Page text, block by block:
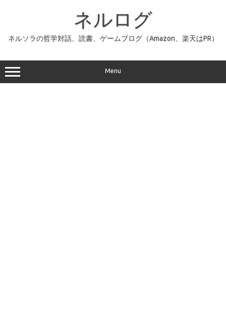
ッ
プ
ネルログ
ネルソラの哲学対話、読書、ゲームブログ（Amazon、楽天はPR）
Menu